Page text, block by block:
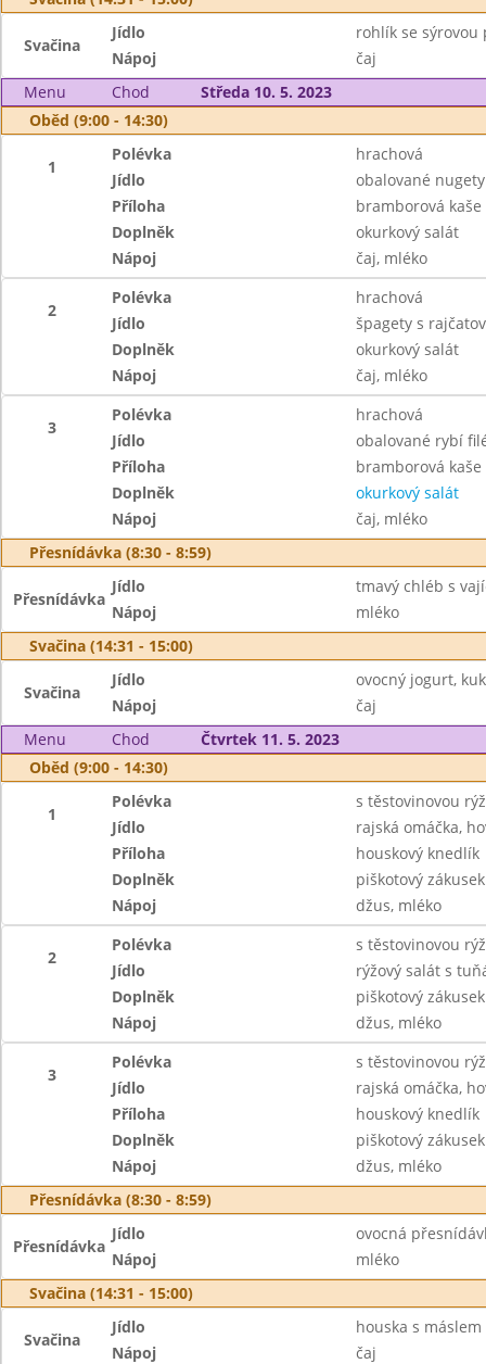
Svačina
Jídlo
rohlík se sýrovou
Nápoj
čaj
Menu
Chod
Středa 10. 5. 2023
Oběd (9:00 - 14:30)
1
Polévka
hrachová
Jídlo
obalované
Příloha
bramborová kaše
Doplněk
okurkový salát
Nápoj
čaj, mléko
2
Polévka
hrachová
Jídlo
špagety s
Doplněk
okurkový salát
Nápoj
čaj, mléko
3
Polévka
hrachová
Jídlo
obalované rybí
Příloha
bramborová kaše
Doplněk
okurkový salát
Nápoj
čaj, mléko
Přesnídávka (8:30 - 8:59)
Přesnídávka
Jídlo
tmavý chléb s
Nápoj
mléko
Svačina (14:31 - 15:00)
Svačina
Jídlo
ovocný jogurt,
Nápoj
čaj
Menu
Chod
Čtvrtek 11. 5. 2023
Oběd (9:00 - 14:30)
1
Polévka
s těstovinovou
Jídlo
rajská omáčka,
Příloha
houskový knedlík
Doplněk
piškotový zákusek
Nápoj
džus, mléko
2
Polévka
s těstovinovou
Jídlo
rýžový salát s
Doplněk
piškotový zákusek
Nápoj
džus, mléko
3
Polévka
s těstovinovou
Jídlo
rajská omáčka,
Příloha
houskový knedlík
Doplněk
piškotový zákusek
Nápoj
džus, mléko
Přesnídávka (8:30 - 8:59)
Přesnídávka
Jídlo
ovocná
Nápoj
mléko
Svačina (14:31 - 15:00)
Svačina
Jídlo
houska s
Nápoj
čaj